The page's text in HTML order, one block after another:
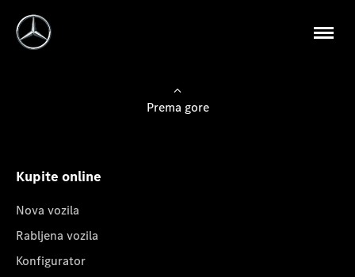
Prema gore
Kupite online
Nova vozila
Rabljena vozila
Konfigurator